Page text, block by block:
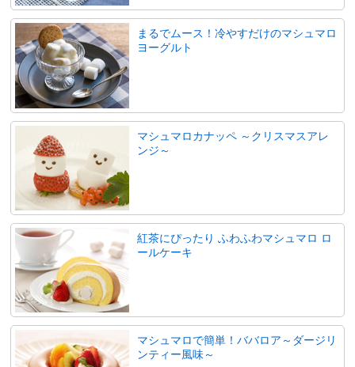
まるでムース！冷やすだけのマシュマロ
ヨーグルト
マシュマロカナッペ ～クリスマスアレ
ンジ～
紅茶にぴったり ふわふわマシュマロ ロ
ールケーキ
マシュマロで簡単！ババロア～ダージリ
ンティー風味～